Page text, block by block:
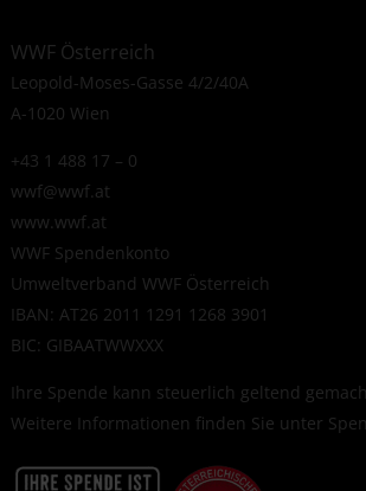
WWF Österreich
Leopold-Moses-Gasse 4/2/40A
A-1020 Wien
+43 1 488 17 – 0
wwf@wwf.at
www.wwf.at
WWF Spendenkonto
Umweltverband WWF Österreich
IBAN: AT26 2011 1291 1268 3901
BIC: GIBAATWWXXX
Ihre Spende kann steuerlich geltend
Weitere Informationen finden Sie unter